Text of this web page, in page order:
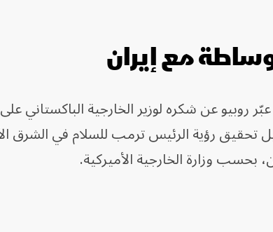
مع إيران
روبيو عن شكره لوزير الخارجية الباكستاني
تحقيق رؤية الرئيس ترمب للسلام في الشرق
بحسب وزارة الخارجية الأميركية.